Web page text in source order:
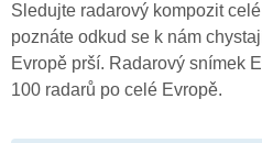
Sledujte radarový kompozit
poznáte odkud se k nám
Evropě prší. Radarový snímek
100 radarů po celé Evropě.